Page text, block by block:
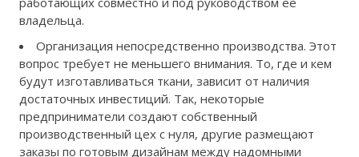
владельца.
Организация непосредственно производства. Этот
вопрос требует не меньшего внимания. То, где и кем
будут изготавливаться ткани, зависит от наличия
достаточных инвестиций. Так, некоторые
предприниматели создают собственный
производственный цех с нуля, другие размещают
заказы по готовым дизайнам между надомными